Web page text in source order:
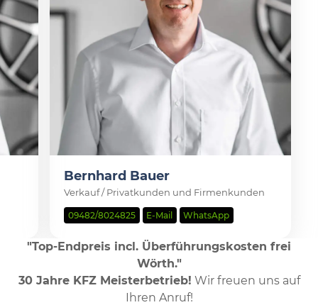
Bernhard Bauer
Verkauf / Privatkunden und Firmenkunden
09482/8024825 E-Mail WhatsApp
"Top-Endpreis incl. Überführungskosten frei
Wörth."
30 Jahre KFZ Meisterbetrieb! Wir freuen uns auf
Ihren Anruf!